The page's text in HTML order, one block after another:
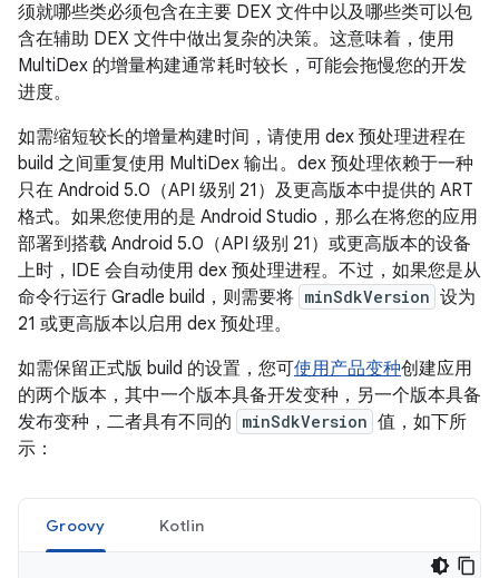
须就哪些类必须包含在主要 DEX 文件中以及哪些类可以包
含在辅助 DEX 文件中做出复杂的决策。这意味着，使用
MultiDex 的增量构建通常耗时较长，可能会拖慢您的开发
进度。
如需缩短较长的增量构建时间，请使用 dex 预处理进程在
build 之间重复使用 MultiDex 输出。 dex 预处理依赖于一种
只在 Android 5.0（API 级别 21）及更高版本中提供的 ART
格式。如果您使用的是 Android Studio，那么在将您的应用
部署到搭载 Android 5.0（API 级别 21）或更高版本的设备
上时，IDE 会自动使用 dex 预处理进程。不过，如果您是从
命令行运行 Gradle build，则需要将 minSdkVersion 设为
21 或更高版本以启用 dex 预处理。
如需保留正式版 build 的设置，您可使用产品变种创建应用
的两个版本，其中一个版本具备开发变种，另一个版本具备
发布变种，二者具有不同的 minSdkVersion 值，如下所
示：
Groovy Kotlin